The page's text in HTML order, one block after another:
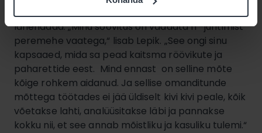
need probleemsed kohad üles leida ja seejärel
lahendada. „Minu soovitus on vaadata IT-juhtimist
peremehe vaatega,“ lisab Lepik. „See ongi sinu
kapsaaed, mida sa pead kaitsma röövikute ja
paharettide eest. Mind ennast on selline mõte
kõige rohkem aidanud. Ja sellise omanditunde
mõttega töötades ei jää üldiselt kivi kivi peale, kõik
võetakse lahti, analüüsitakse läbi ja pannakse
kokku nii, et see annab mõistliku ja kasuliku tulemi.“